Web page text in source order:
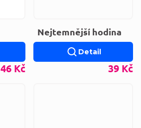
46 Kč
Nejtemnější hodina
39 Kč
Detail